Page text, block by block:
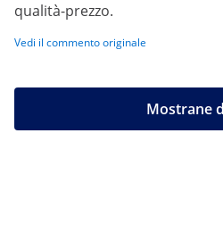
qualità-prezzo.
Vedi il commento originale
Mostrane